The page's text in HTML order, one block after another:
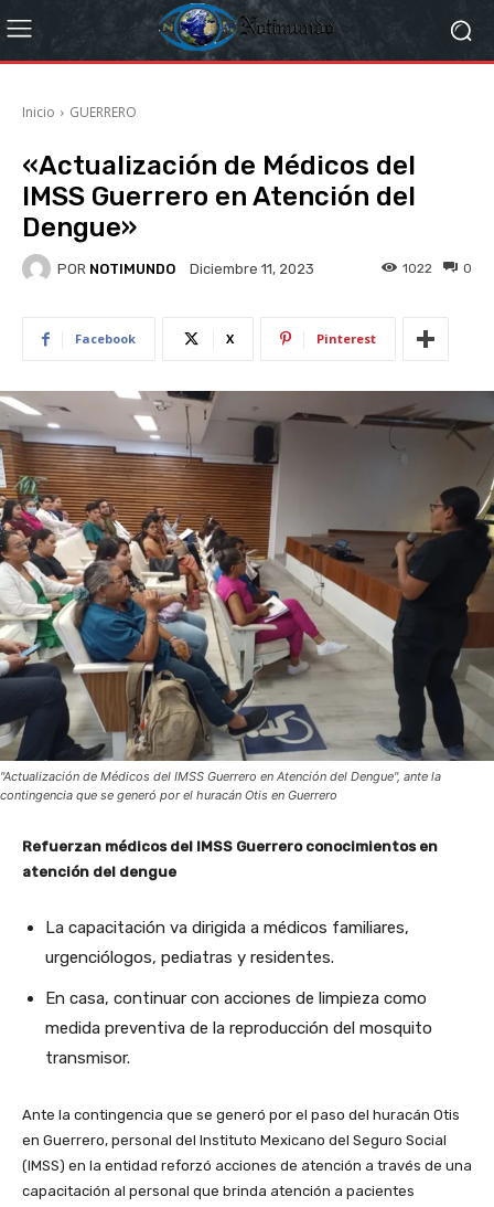
Inicio GUERRERO
«Actualización de Médicos del
IMSS Guerrero en Atención del
Dengue»
POR NOTIMUNDO Diciembre 11, 2023 0
1022
Facebook X Pinterest
"Actualización de Médicos del IMSS Guerrero en Atención del Dengue", ante la
contingencia que se generó por el huracán Otis en Guerrero
Refuerzan médicos del IMSS Guerrero conocimientos en
atención del dengue
La capacitación va dirigida a médicos familiares,
urgenciólogos, pediatras y residentes.
En casa, continuar con acciones de limpieza como
medida preventiva de la reproducción del mosquito
transmisor.
Ante la contingencia que se generó por el paso del huracán Otis
en Guerrero, personal del Instituto Mexicano del Seguro Social
(IMSS) en la entidad reforzó acciones de atención a través de una
capacitación al personal que brinda atención a pacientes